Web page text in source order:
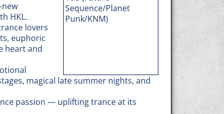
HKL.
lovers
euphoric
heart and
magical late summer nights, and
passion — uplifting trance at its